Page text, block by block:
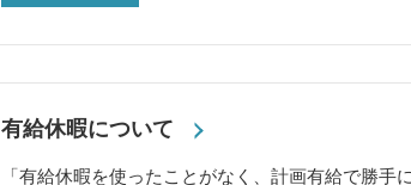
有給休暇について
「有給休暇を使ったことがなく、計画有給で勝